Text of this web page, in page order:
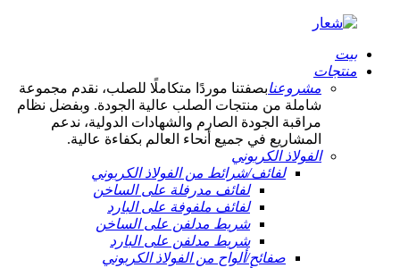
بيت
منتجات
مشروعنابصفتنا موردًا متكاملًا للصلب، نقدم مجموعة
شاملة من منتجات الصلب عالية الجودة. وبفضل نظام
مراقبة الجودة الصارم والشهادات الدولية، ندعم
المشاريع في جميع أنحاء العالم بكفاءة عالية.
الفولاذ الكربوني
لفائف/شرائط من الفولاذ الكربوني
لفائف مدرفلة على الساخن
لفائف ملفوفة على البارد
شريط مدلفن على الساخن
شريط مدلفن على البارد
صفائح/ألواح من الفولاذ الكربوني